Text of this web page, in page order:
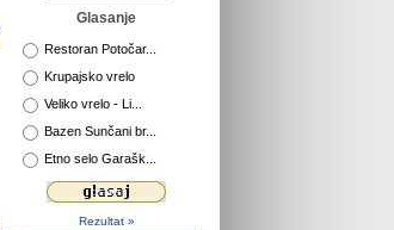
Novi putokazi na Rajcu
29.04.2013
Otvorena platforma za
razgledanje
26.04.2013
115 godina Velikog Parka u
Kragujevcu
Glasanje
Restoran Potočar...
Krupajsko vrelo
Veliko vrelo - Li...
Bazen Sunčani br...
Etno selo Garašk...
Rezultat »